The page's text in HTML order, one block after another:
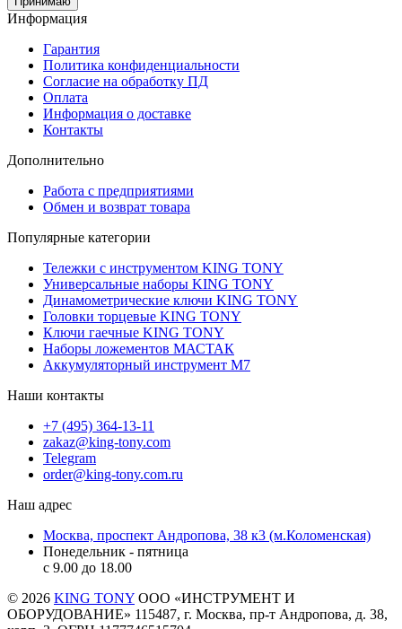
Информация
Гарантия
Политика конфиденциальности
Согласие на обработку ПД
Оплата
Информация о доставке
Контакты
Дополнительно
Работа с предприятиями
Обмен и возврат товара
Популярные категории
Тележки с инструментом KING TONY
Универсальные наборы KING TONY
Динамометрические ключи KING TONY
Головки торцевые KING TONY
Ключи гаечные KING TONY
Наборы ложементов МАСТАК
Аккумуляторный инструмент M7
Наши контакты
+7 (495) 364-13-11
zakaz@king-tony.com
Telegram
order@king-tony.com.ru
Наш адрес
Москва, проспект Андропова, 38 к3 (м.Коломенская)
Понедельник - пятница
c 9.00 до 18.00
© 2026 KING TONY ООО «ИНСТРУМЕНТ И
ОБОРУДОВАНИЕ» 115487, г. Москва, пр-т Андропова, д. 38,